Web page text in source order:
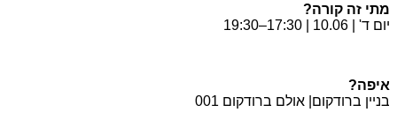
מתי זה קורה?
יום ד' | 10.06 | 17:30–19:30
איפה?
בניין ברודקום| אולם ברודקום 001